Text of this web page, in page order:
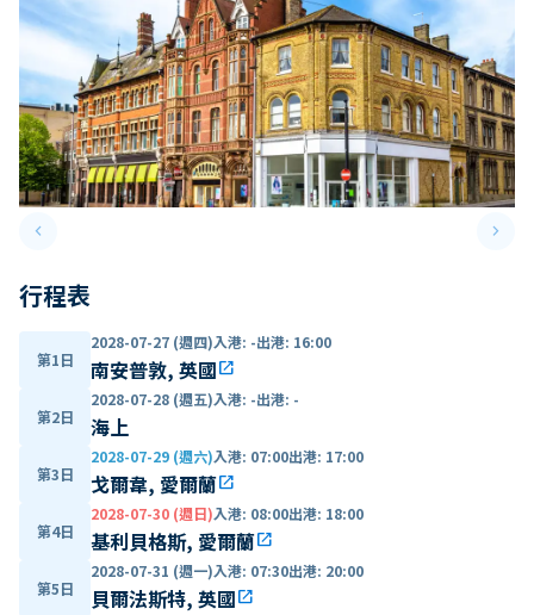
keyboard_arrow_leftPrevious slide keyboard_arrow_right
行程表
第1日
2028-07-27 (週四)入港: -出港: 16:00
南安普敦, 英國open_in_new
第2日
2028-07-28 (週五)入港: -出港: -
海上
第3日
2028-07-29 (週六)入港: 07:00出港: 17:00
戈爾韋, 愛爾蘭open_in_new
第4日
2028-07-30 (週日)入港: 08:00出港: 18:00
基利貝格斯, 愛爾蘭open_in_new
第5日
2028-07-31 (週一)入港: 07:30出港: 20:00
貝爾法斯特, 英國open_in_new